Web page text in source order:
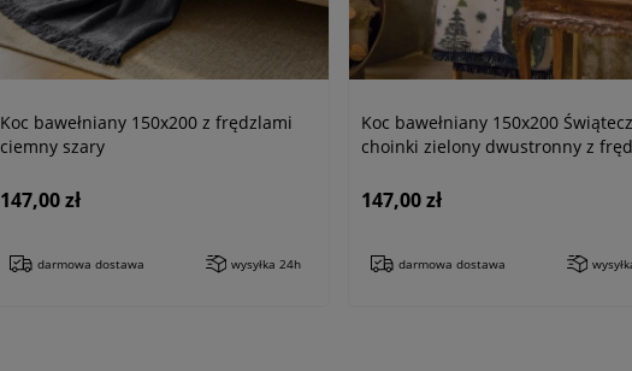
Koc bawełniany 150x200 z frędzlami
ciemny szary
147,00 zł
darmowa dostawa wysyłka 24h
Koc bawełniany 150x200
choinki zielony dwustronny z
147,00 zł
darmowa dostawa